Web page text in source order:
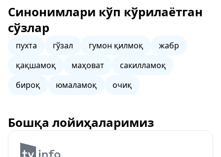
Синонимлари кўп кўрилаётган
сўзлар
пухта гўзал гумон қилмоқ
жабр
қақшамоқ
маҳоват
сакилламоқ
бироқ
юмаламоқ очиқ
Бошқа лойиҳаларимиз